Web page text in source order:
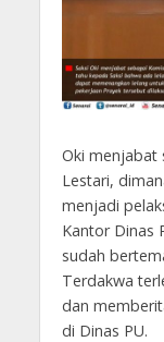
Oki menjabat
Lestari,
menjadi
Kantor Dinas
sudah
Terdakwa
dan
di Dinas PU.